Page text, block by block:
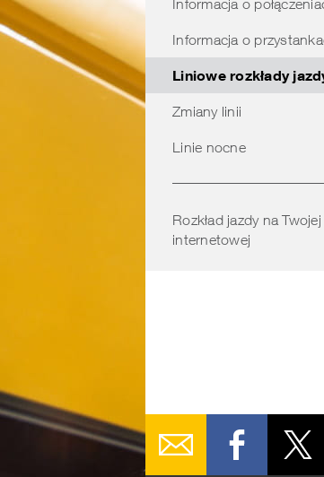
obszarzeInformacja o
Informacja o
Liniowe rozkłady
Zmiany linii
Linie nocne
Rozkład jazdy na
internetowej